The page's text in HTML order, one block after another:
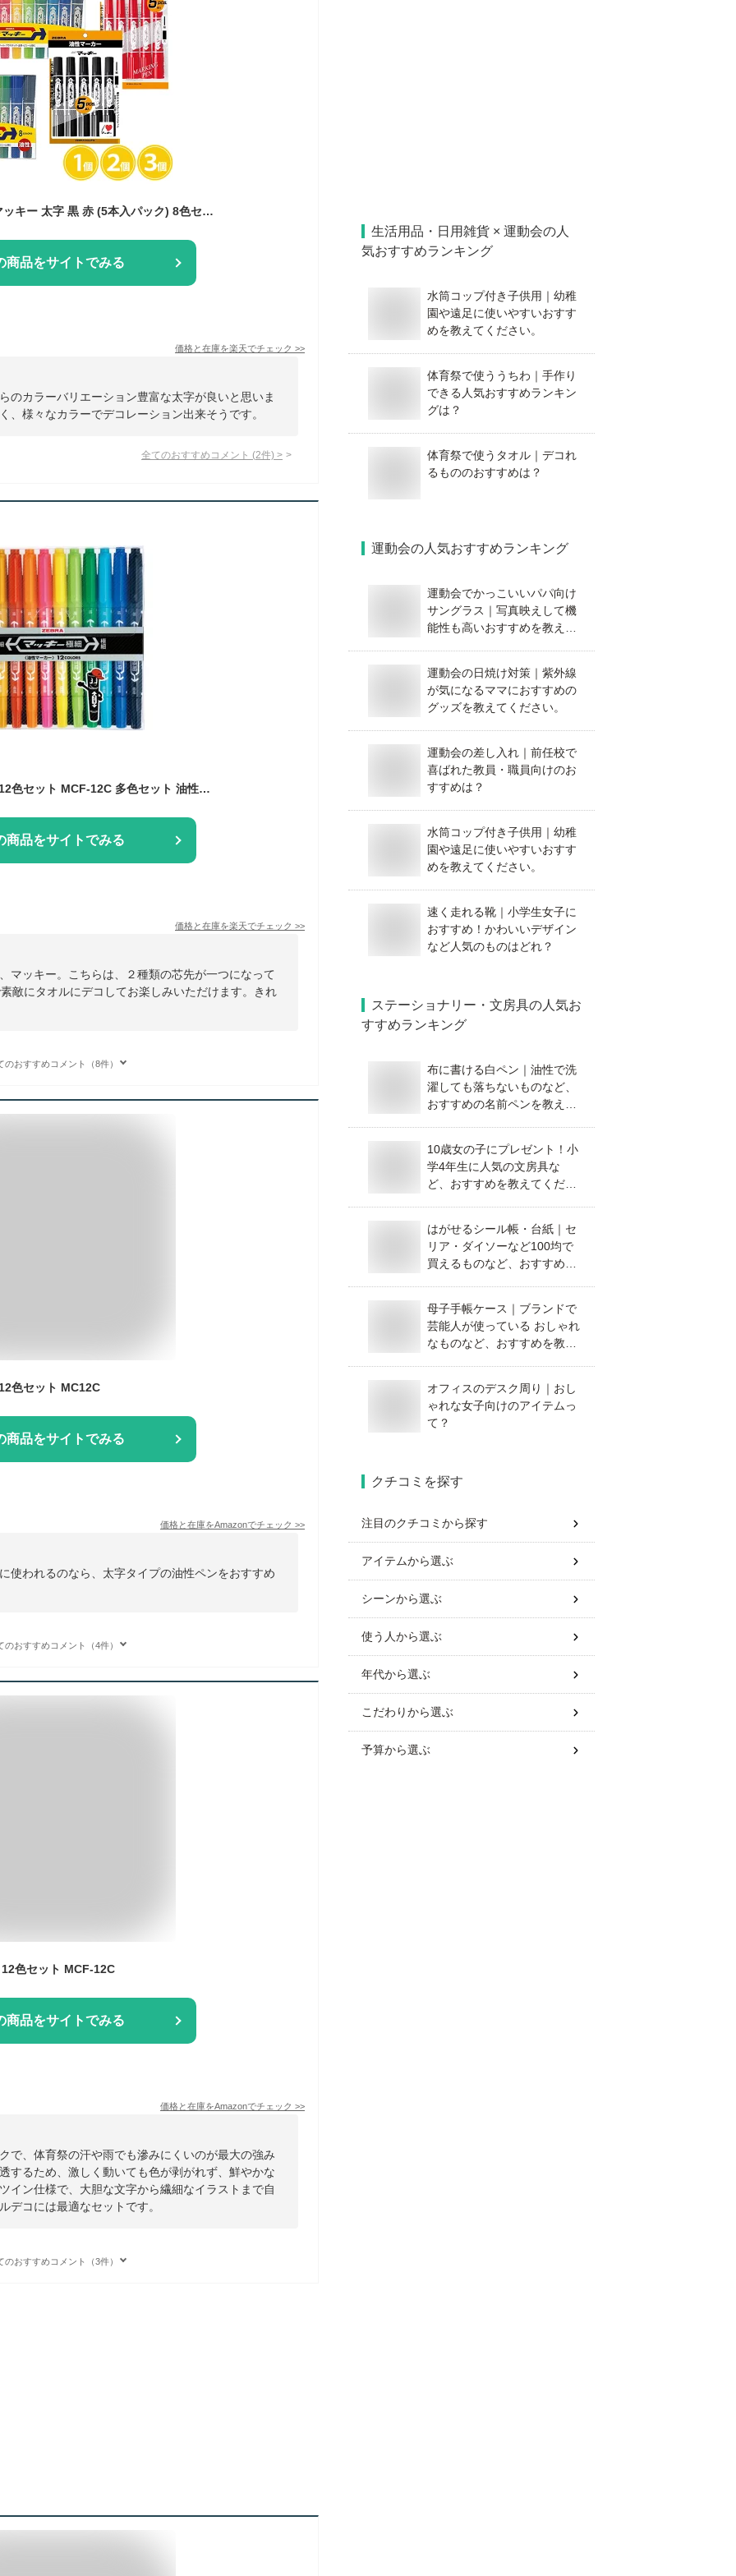
【選べる種類】ハイマッキー 太字 黒 赤 (5本入パック) 8色セット 12色セット 1個 2個 3個 油性マーカー マジック 油性ペン ブラック レッド ゼブラ まとめ買い
商品をサイトでみる
価格と在庫を楽天でチェック >>
のカラーバリエーション豊富な太字が良いと思いま
、様々なカラーでデコレーション出来そうです。
全てのおすすめコメント (2件) >
ゼブラ マッキー極細 12色セット MCF-12C 多色セット 油性ペン 油性マーカー
商品をサイトでみる
価格と在庫を楽天でチェック >>
マッキー。こちらは、２種類の芯先が一つになって
敵にタオルにデコしてお楽しみいただけます。きれ
のおすすめコメント（8件）
色セット MC12C
商品をサイトでみる
価格と在庫をAmazonでチェック >>
使われるのなら、太字タイプの油性ペンをおすすめ
のおすすめコメント（4件）
色セット MCF-12C
商品をサイトでみる
価格と在庫をAmazonでチェック >>
で、体育祭の汗や雨でも滲みにくいのが最大の強み
するため、激しく動いても色が剥がれず、鮮やかな
イン仕様で、大胆な文字から繊細なイラストまで自
デコには最適なセットです。
のおすすめコメント（3件）
生活用品・日用雑貨 × 運動会の人
気おすすめランキング
水筒コップ付き子供用｜幼稚
園や遠足に使いやすいおすす
めを教えてください。
体育祭で使ううちわ｜手作り
できる人気おすすめランキン
グは？
体育祭で使うタオル｜デコれ
るもののおすすめは？
運動会の人気おすすめランキング
運動会でかっこいいパパ向け
サングラス｜写真映えして機
能性も高いおすすめを教えて
運動会の日焼け対策｜紫外線
が気になるママにおすすめの
グッズを教えてください。
運動会の差し入れ｜前任校で
喜ばれた教員・職員向けのお
すすめは？
水筒コップ付き子供用｜幼稚
園や遠足に使いやすいおすす
めを教えてください。
速く走れる靴｜小学生女子に
おすすめ！かわいいデザイン
など人気のものはどれ？
ステーショナリー・文房具の人気お
すすめランキング
布に書ける白ペン｜油性で洗
濯しても落ちないものなど、
おすすめの名前ペンを教えて
10歳女の子にプレゼント！小
学4年生に人気の文房具な
ど、おすすめを教えてくださ
はがせるシール帳・台紙｜セ
リア・ダイソーなど100均で
買えるものなど、おすすめを
母子手帳ケース｜ブランドで
芸能人が使っている おしゃれ
なものなど、おすすめを教え
オフィスのデスク周り｜おし
ゃれな女子向けのアイテムっ
て？
クチコミを探す
注目のクチコミから探す
アイテムから選ぶ
シーンから選ぶ
使う人から選ぶ
年代から選ぶ
こだわりから選ぶ
予算から選ぶ